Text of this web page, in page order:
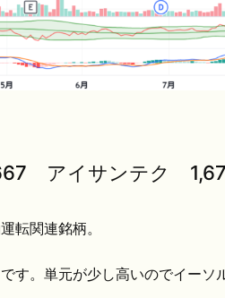
アイサンテク
転関連銘柄。
す。単元が少し高いのでイーソ